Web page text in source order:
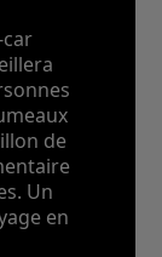
car
de
Un
en